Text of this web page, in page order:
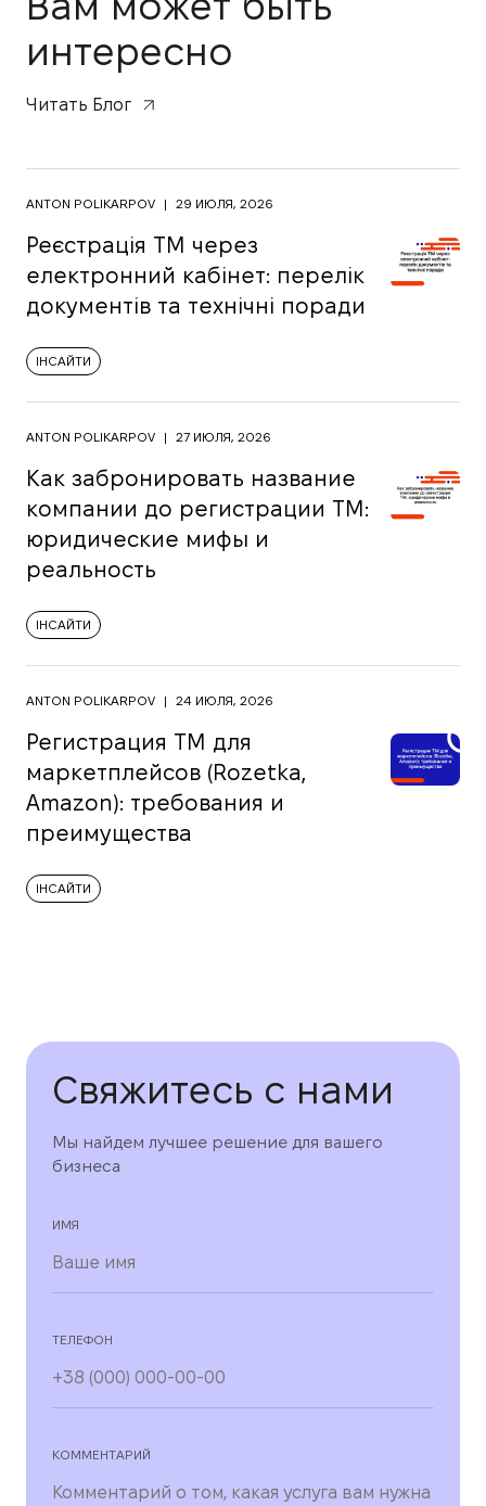
интересно
Читать Блог
ANTON POLIKARPOV | 29 ИЮЛЯ, 2026
Реєстрація ТМ через
електронний кабінет: перелік
документів та технічні поради
ІНСАЙТИ
ANTON POLIKARPOV | 27 ИЮЛЯ, 2026
Как забронировать название
компании до регистрации ТМ:
юридические мифы и
реальность
ІНСАЙТИ
ANTON POLIKARPOV | 24 ИЮЛЯ, 2026
Регистрация ТМ для
маркетплейсов (Rozetka,
Amazon): требования и
преимущества
ІНСАЙТИ
Свяжитесь с нами
Мы найдем лучшее решение для вашего
бизнеса
ИМЯ
ТЕЛЕФОН
КОММЕНТАРИЙ